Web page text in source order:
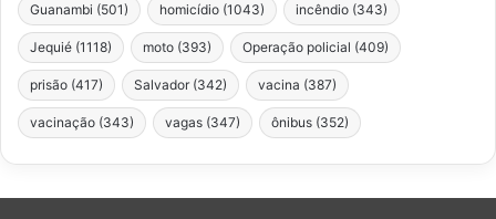
Guanambi (501) homicídio (1043) incêndio (343)
Jequié (1118) moto (393) Operação policial (409)
prisão (417) Salvador (342) vacina (387)
vacinação (343) vagas (347) ônibus (352)